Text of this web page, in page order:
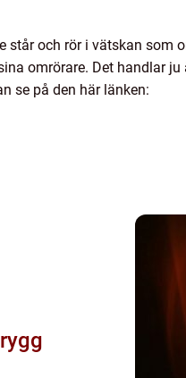
står och rör i vätskan som
omrörare. Det handlar ju
se på den här länken: